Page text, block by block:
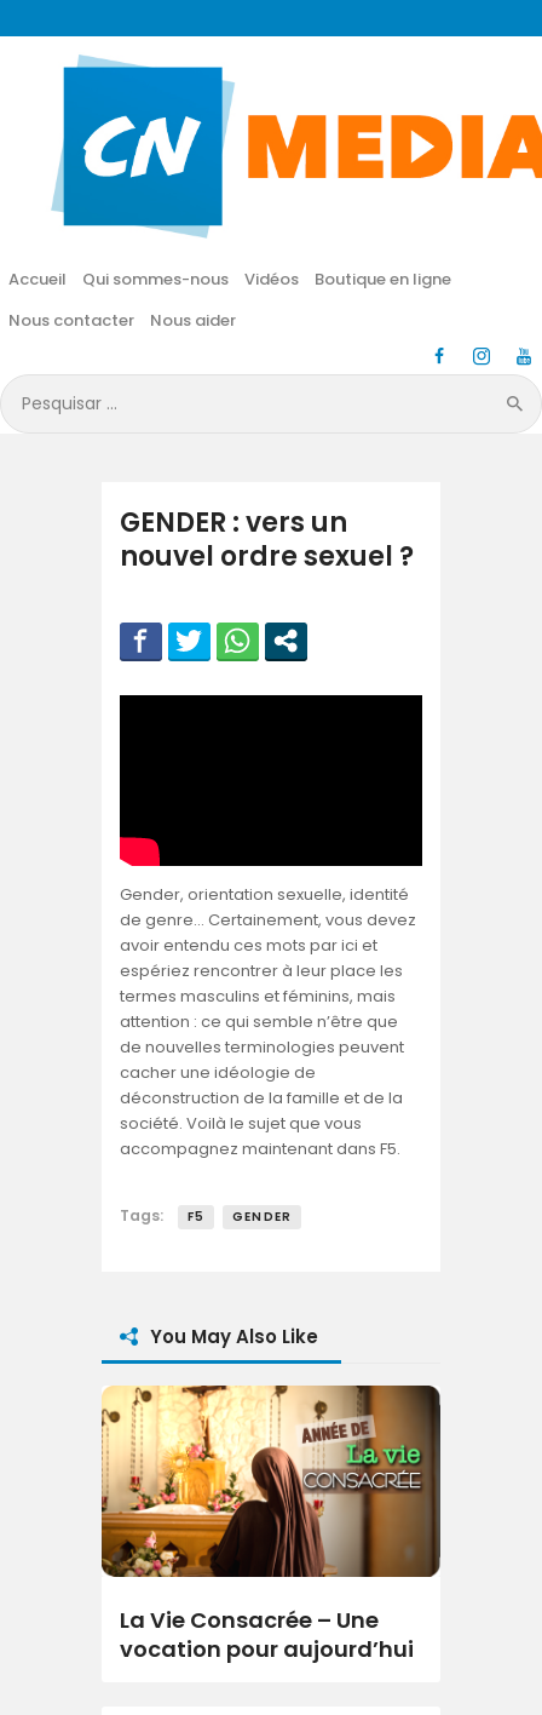
Accueil Qui sommes-nous Vidéos
Boutique en ligne
Nous contacter
Nous aider
Pesquisar
por:
CN MÉDIA
Une vie nouvelle en JESUS !
Accueil
Vidéos
Boutique en ligne
Nous aider
GENDER : vers un
nouvel ordre sexuel ?
Gender, orientation sexuelle, identité
de genre… Certainement, vous devez
avoir entendu ces mots par ici et
espériez rencontrer à leur place les
termes masculins et féminins, mais
attention : ce qui semble n’être que
de nouvelles terminologies peuvent
cacher une idéologie de
déconstruction de la famille et de la
société. Voilà le sujet que vous
accompagnez maintenant dans F5.
Tags: F5 GENDER
You May Also Like
La Vie Consacrée – Une
vocation pour aujourd’hui